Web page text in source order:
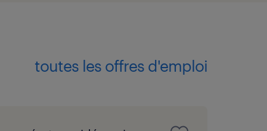
toutes les offres d'emploi